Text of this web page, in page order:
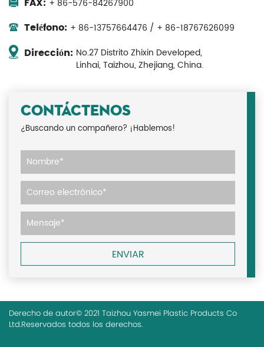
FAX: + 86-576-84267900
Teléfono: + 86-13757664476 / + 86-18767626099
Dirección: No.27 Distrito Zhixin Developed,
Linhai, Taizhou, Zhejiang, China.
CONTÁCTENOS
¿Buscando un compañero? ¡Hablemos!
Derecho de autor© 2021 Taizhou Yasmei Plastic Products Co
Ltd.Reservados todos los derechos.